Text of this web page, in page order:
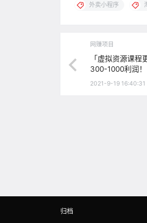
外卖小程序
网赚项目
「虚拟资源课
300-1000利润！
2021-9-19 16:40:31
归档